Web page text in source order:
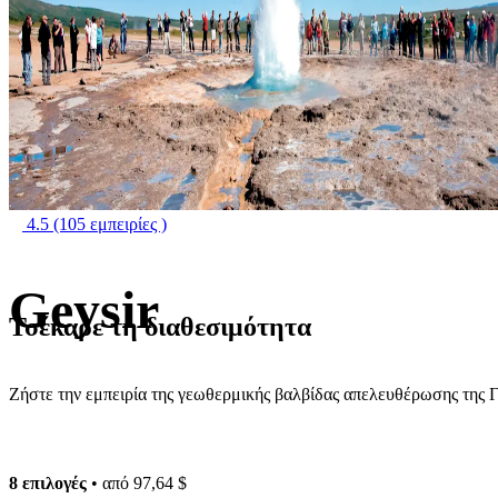
4.5 (105 εμπειρίες )
Geysir
Ζήστε την εμπειρία της γεωθερμικής βαλβίδας απελευθέρωσης της
Τσέκαρε τη διαθεσιμότητα
8 επιλογές • από 97,64 $